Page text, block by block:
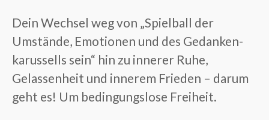
Dein Wechsel weg von „Spielball der
Umstände, Emotionen und des Gedanken-
karussells sein“ hin zu innerer Ruhe,
Gelassenheit und innerem Frieden – darum
geht es! Um bedingungslose Freiheit.